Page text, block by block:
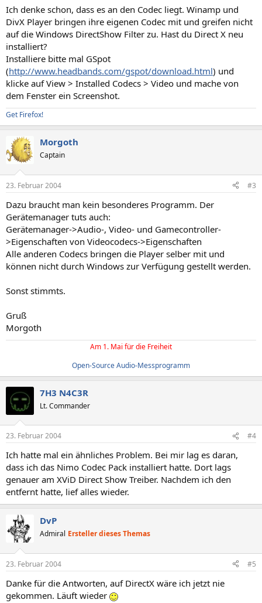
Ich denke schon, dass es an den Codec liegt. Winamp und
DivX Player bringen ihre eigenen Codec mit und greifen nicht
auf die Windows DirectShow Filter zu. Hast du Direct X neu
installiert?
Installiere bitte mal GSpot
(http://www.headbands.com/gspot/download.html) und
klicke auf View > Installed Codecs > Video und mache von
dem Fenster ein Screenshot.
Get Firefox!
Morgoth
Captain
23. Februar 2004 #3
Dazu braucht man kein besonderes Programm. Der
Gerätemanager tuts auch:
Gerätemanager->Audio-, Video- und Gamecontroller-
>Eigenschaften von Videocodecs->Eigenschaften
Alle anderen Codecs bringen die Player selber mit und
können nicht durch Windows zur Verfügung gestellt werden.
Sonst stimmts.
Gruß
Morgoth
Am 1. Mai für die Freiheit
Open-Source Audio-Messprogramm
7H3 N4C3R
Lt. Commander
23. Februar 2004 #4
Ich hatte mal ein ähnliches Problem. Bei mir lag es daran,
dass ich das Nimo Codec Pack installiert hatte. Dort lags
genauer am XViD Direct Show Treiber. Nachdem ich den
entfernt hatte, lief alles wieder.
DvP
Admiral Ersteller dieses Themas
23. Februar 2004 #5
Danke für die Antworten, auf DirectX wäre ich jetzt nie
gekommen. Läuft wieder